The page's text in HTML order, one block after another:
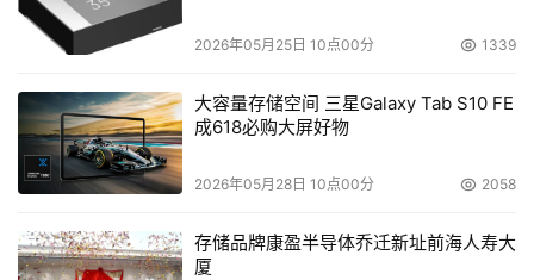
JetBrains 插件、Qoder 移动端、QoderWork、
QoderWake六款产品，已服务全球超过 500 万用户。
本文来源于DOIT传媒，文章内容仅供参考，不构成投资建议。
2026年05月25日 10点00分 1339
大容量存储空间 三星Galaxy Tab S10 FE
成618必购大屏好物
2026年05月28日 10点00分 2058
存储品牌康盈半导体乔迁新址前海人寿大
厦